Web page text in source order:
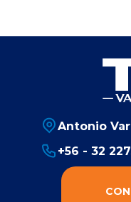
Antonio
+56 - 32